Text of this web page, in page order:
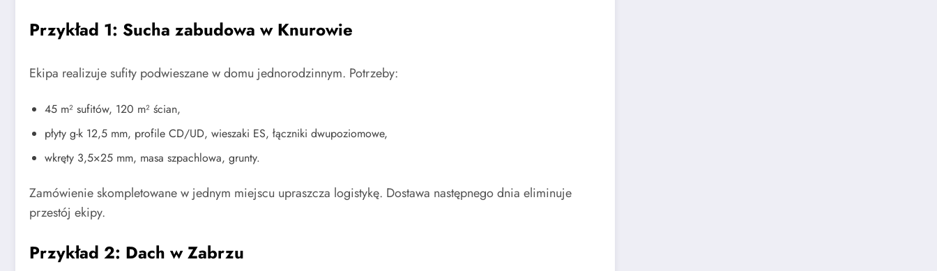
Przykład 1: Sucha zabudowa w Knurowie
Ekipa realizuje sufity podwieszane w domu jednorodzinnym. Potrzeby:
45 m² sufitów, 120 m² ścian,
płyty g-k 12,5 mm, profile CD/UD, wieszaki ES, łączniki dwupoziomowe,
wkręty 3,5×25 mm, masa szpachlowa, grunty.
Zamówienie skompletowane w jednym miejscu upraszcza logistykę. Dostawa następnego dnia eliminuje
przestój ekipy.
Przykład 2: Dach w Zabrzu